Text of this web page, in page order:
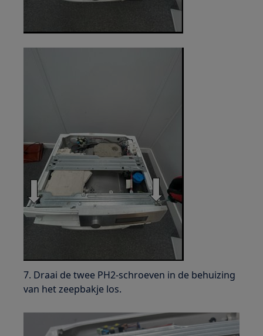
7. Draai de twee PH2-schroeven in de behuizing
van het zeepbakje los.